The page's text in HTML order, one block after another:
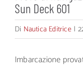
Sun Deck 601
Di Nautica Editrice |
Imbarcazione